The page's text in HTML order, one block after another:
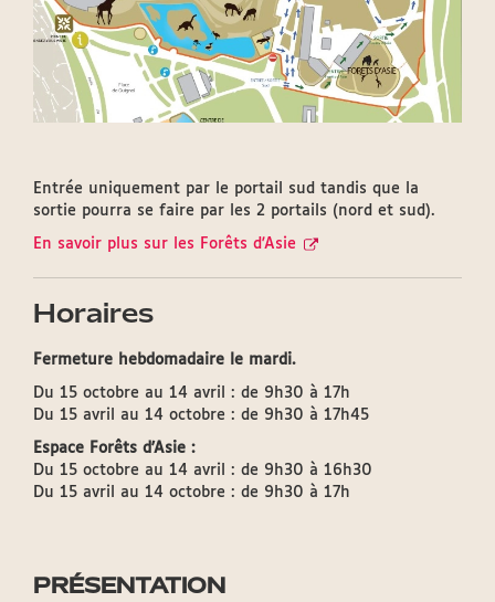
Entrée uniquement par le portail sud tandis que la
sortie pourra se faire par les 2 portails (nord et sud).
En savoir plus sur les Forêts d'Asie
Horaires
Fermeture hebdomadaire le mardi.
Du 15 octobre au 14 avril : de 9h30 à 17h
Du 15 avril au 14 octobre : de 9h30 à 17h45
Espace Forêts d'Asie :
Du 15 octobre au 14 avril : de 9h30 à 16h30
Du 15 avril au 14 octobre : de 9h30 à 17h
PRÉSENTATION